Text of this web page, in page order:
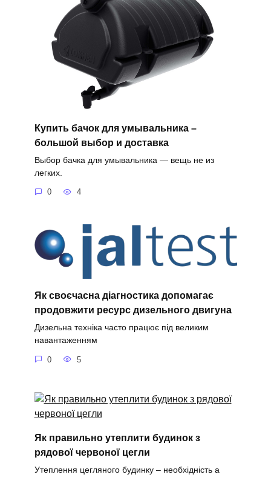
Купить бачок для умывальника –
большой выбор и доставка
Выбор бачка для умывальника — вещь не из
легких.
0 4
Як своєчасна діагностика допомагає
продовжити ресурс дизельного двигуна
Дизельна техніка часто працює під великим
навантаженням
0 5
Як правильно утеплити будинок з
рядової червоної цегли
Утеплення цегляного будинку – необхідність а